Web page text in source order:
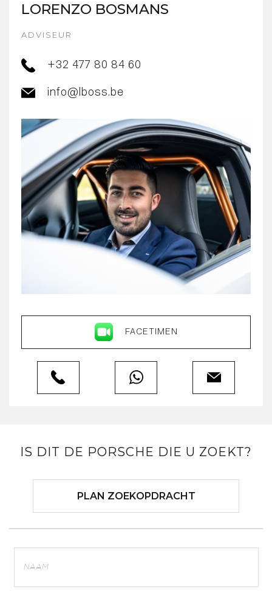
LORENZO BOSMANS
ADVISEUR
+32 477 80 84 60
info@lboss.be
FACETIMEN
IS DIT DE PORSCHE DIE U ZOEKT?
PLAN ZOEKOPDRACHT